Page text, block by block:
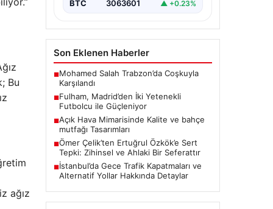
Bu
ağız
BTC 3063601 ▲ +0.23%
Son Eklenen Haberler
■Mohamed Salah Trabzon’da Coşkuyla
Karşılandı
■Fulham, Madrid’den İki Yetenekli
Futbolcu ile Güçleniyor
■Açık Hava Mimarisinde Kalite ve bahçe
mutfağı Tasarımları
■Ömer Çelik’ten Ertuğrul Özkök’e Sert
Tepki: Zihinsel ve Ahlaki Bir Seferattır
■İstanbul’da Gece Trafik Kapatmaları ve
Alternatif Yollar Hakkında Detaylar